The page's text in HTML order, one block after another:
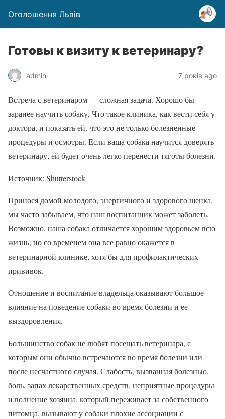
Оголошення Львів
Готовы к визиту к ветеринару?
admin 7 років ago
Встреча с ветеринаром — сложная задача. Хорошо бы
заранее научить собаку, Что такое клиника, как вести себя у
доктора, и показать ей, что это не только болезненные
процедуры и осмотры. Если ваша собака научится доверять
ветеринару, ей будет очень легко перенести тяготы болезни.
Источник: Shutterstock
Принося домой молодого, энергичного и здорового щенка,
мы часто забываем, что наш воспитанник может заболеть.
Возможно, наша собака отличается хорошим здоровьем всю
жизнь, но со временем она все равно окажется в
ветеринарной клинике, хотя бы для профилактических
прививок.
Отношение и воспитание владельца оказывают большое
влияние на поведение собаки во время болезни и ее
выздоровления.
Большинство собак не любят посещать ветеринара, с
которым они обычно встречаются во время болезни или
после несчастного случая. Слабость, вызванная болезнью,
боль, запах лекарственных средств, неприятные процедуры
и волнение хозяина, который переживает за собственного
питомца, вызывают у собаки плохие ассоциации с